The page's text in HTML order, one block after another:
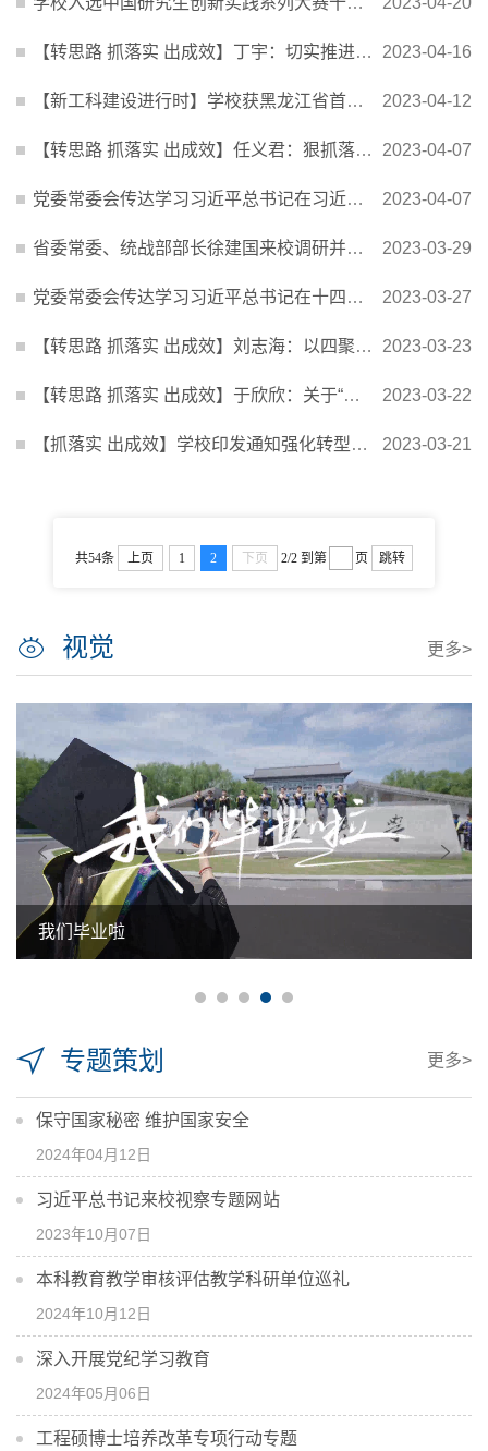
【转思路 抓落实 出成效】丁宇：切实推进“有组织科研”转型 2023-04-16
【新工科建设进行时】学校获黑龙江省首批基础学科高水平培养基地 2023-04-12
【转思路 抓落实 出成效】任义君：狠抓落实促转型 对标一流谋发展 2023-04-07
党委常委会传达学习习近平总书记在习近平新时代中国特色社会主义思想主题教育工作会议上的重要... 2023-04-07
省委常委、统战部部长徐建国来校调研并宣讲党的二十大精神和全国两会精神 2023-03-29
党委常委会传达学习习近平总书记在十四届全国人大一次会议上的重要讲话精神 2023-03-27
【转思路 抓落实 出成效】刘志海：以四聚四抓为主线 推进学院发展思路破局升维 2023-03-23
【转思路 抓落实 出成效】于欣欣：关于“抓落实促转型”的思考 2023-03-22
【抓落实 出成效】学校印发通知强化转型意识推动转型发展 2023-03-21
共54条 上页 1 2 下页 2/2 到第 页 跳转
视觉 更多>
我们毕业啦
专题策划 更多>
保守国家秘密 维护国家安全
2024年04月12日
习近平总书记来校视察专题网站
2023年10月07日
本科教育教学审核评估教学科研单位巡礼
2024年10月12日
深入开展党纪学习教育
2024年05月06日
工程硕博士培养改革专项行动专题